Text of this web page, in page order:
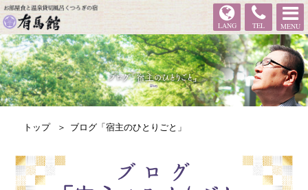
有馬館
LANG TEL MENU
トップ ブログ「宿主のひとりごと」